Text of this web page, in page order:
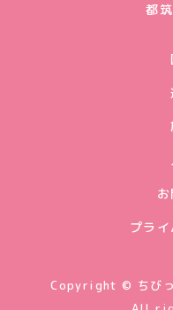
都
プラ
Copyright © ちびっ